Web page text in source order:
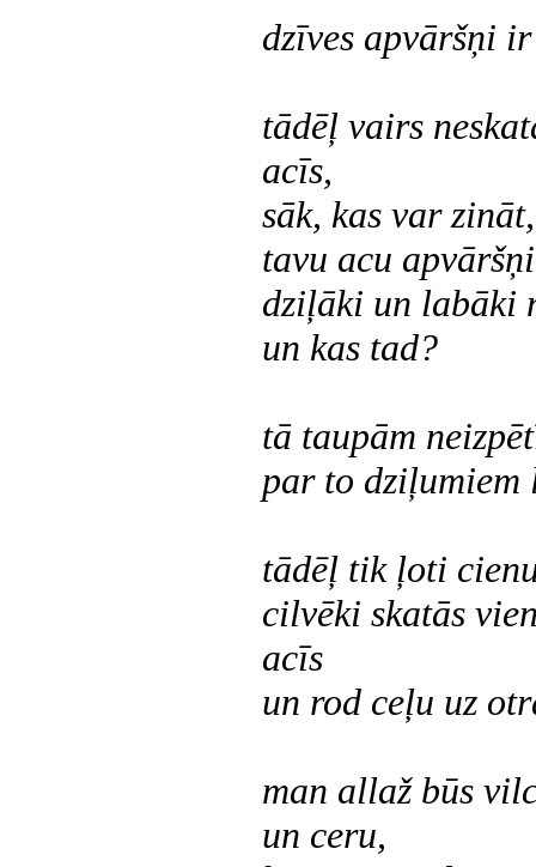
dzīves apvāršņi
tādēļ vairs
acīs,
sāk, kas var zināt,
tavu acu
dziļāki un labāki
un kas tad?
tā taupām
par to dziļumiem
tādēļ tik ļoti
cilvēki skatās
acīs
un rod ceļu uz
man allaž būs
un ceru,